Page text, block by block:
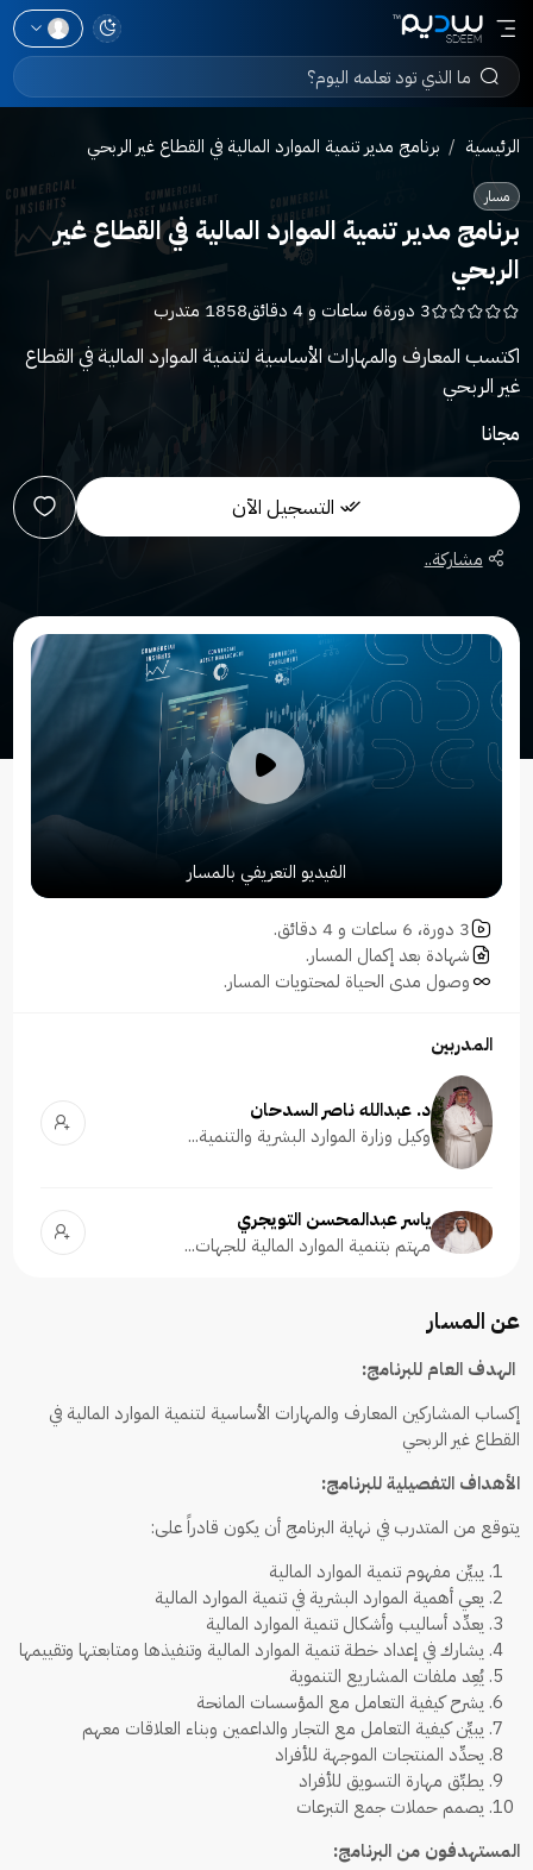
الرئيسية برنامج مدير تنمية الموارد المالية في القطاع غير الربحي
مسار
برنامج مدير تنمية الموارد المالية في القطاع غير
الربحي
3 دورة 6 ساعات و 4 دقائق 1858 متدرب
اكتسب المعارف والمهارات الأساسية لتنمية الموارد المالية في القطاع
غير الربحي
مجانا
التسجيل الآن
مشاركة..
الفيديو التعريفي بالمسار
3 دورة، 6 ساعات و 4 دقائق.
شهادة بعد إكمال المسار.
وصول مدى الحياة لمحتويات المسار.
المدربين
د. عبدالله ناصر السدحان
وكيل وزارة الموارد البشرية والتنمية...
ياسر عبدالمحسن التويجري
مهتم بتنمية الموارد المالية للجهات...
عن المسار
الهدف العام للبرنامج:
إكساب المشاركين المعارف والمهارات الأساسية لتنمية الموارد المالية في
القطاع غير الربحي
الأهداف التفصيلية للبرنامج:
يتوقع من المتدرب في نهاية البرنامج أن يكون قادراً على:
يبيِّن مفهوم تنمية الموارد المالية
يعي أهمية الموارد البشرية في تنمية الموارد المالية
يعدِّد أساليب وأشكال تنمية الموارد المالية
يشارك في إعداد خطة تنمية الموارد المالية وتنفيذها ومتابعتها وتقييمها
يُعِد ملفات المشاريع التنموية
يشرح كيفية التعامل مع المؤسسات المانحة
يبيِّن كيفية التعامل مع التجار والداعمين وبناء العلاقات معهم
يحدِّد المنتجات الموجهة للأفراد
يطبِّق مهارة التسويق للأفراد
يصمم حملات جمع التبرعات
المستهدفون من البرنامج: